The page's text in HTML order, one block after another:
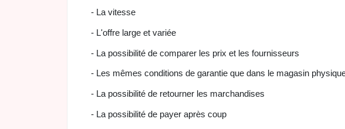
- La vitesse
- L'offre large et variée
- La possibilité de comparer les prix et les fournisseurs
- Les mêmes conditions de garantie que dans le magasin
- La possibilité de retourner les marchandises
- La possibilité de payer après coup